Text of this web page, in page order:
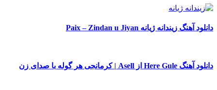
دانلود آهنگ زیندانه ژیانه Paix – Zindan u Jiyan
دانلود آهنگ Here Gule از Asell | کرمانجی هر گوله با صدای زن